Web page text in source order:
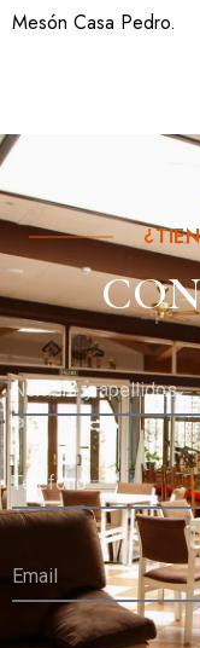
Mesón Casa Pedro.